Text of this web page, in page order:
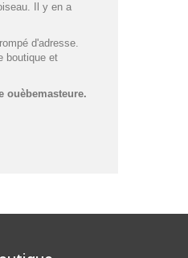
Il y en a
d'adresse.
boutique et
ouèbemasteure.